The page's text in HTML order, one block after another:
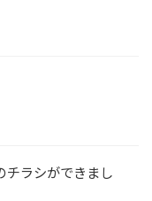
チラシができまし